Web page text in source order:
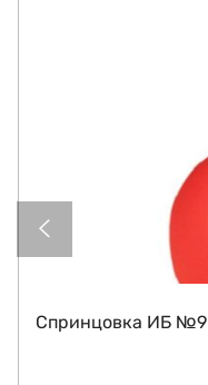
Спринцовка ИБ №9